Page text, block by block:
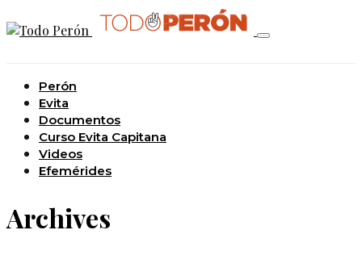
Perón
Evita
Documentos
Curso Evita Capitana
Videos
Efemérides
Archives